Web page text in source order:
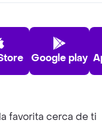
Google play
favorita cerca de ti